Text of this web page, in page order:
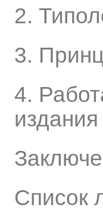
2.
3.
4.
Список